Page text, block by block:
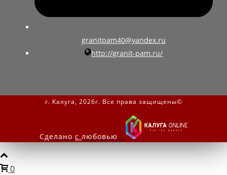
granitpam40@yandex.ru
http://granit-pam.ru/
г. Калуга, 2026г. Все права защищены©
Сделано с любовью -
0